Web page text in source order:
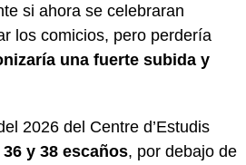
si ahora se celebraran
los comicios, pero perdería
una fuerte subida y
2026 del Centre d’Estudis
36 y 38 escaños, por debajo de